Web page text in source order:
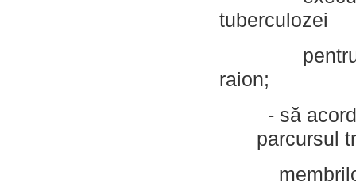
tuberculozei
pentru anii
raion;
- să
parcursul